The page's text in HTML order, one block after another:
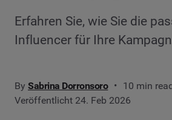
Erfahren Sie, wie Sie die
Influencer für Ihre
By Sabrina Dorronsoro
10 min
Veröffentlicht 24. Feb 2026